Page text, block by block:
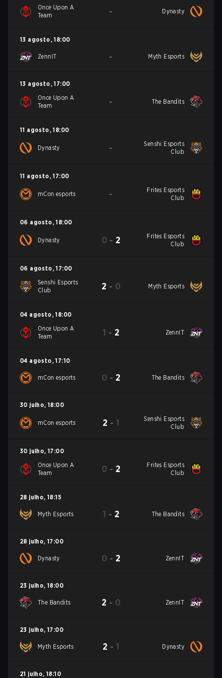
Once Upon A
Team
- Dynasty
13 agosto , 18:00
ZennIT - Myth Esports
13 agosto , 17:00
Once Upon A
Team
- The Bandits
11 agosto , 18:00
Dynasty -
Senshi Esports
Club
11 agosto , 17:00
mCon esports -
Frites Esports
Club
06 agosto , 18:00
Dynasty 0 - 2
Frites Esports
Club
06 agosto , 17:00
Senshi Esports
Club
2 - 0 Myth Esports
04 agosto , 18:00
Once Upon A
Team
1 - 2 ZennIT
04 agosto , 17:10
mCon esports 0 - 2 The Bandits
30 julho, 18:00
mCon esports 2 - 1
Senshi Esports
Club
30 julho, 17:00
Once Upon A
Team
0 - 2
Frites Esports
Club
28 julho, 18:15
Myth Esports 1 - 2 The Bandits
28 julho, 17:00
Dynasty 0 - 2 ZennIT
23 julho, 18:00
The Bandits 2 - 0 ZennIT
23 julho, 17:00
Myth Esports 2 - 1 Dynasty
21 julho, 18:10